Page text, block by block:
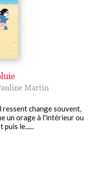
Martin
ressent change souvent,
un orage à l'intérieur ou
puis le......